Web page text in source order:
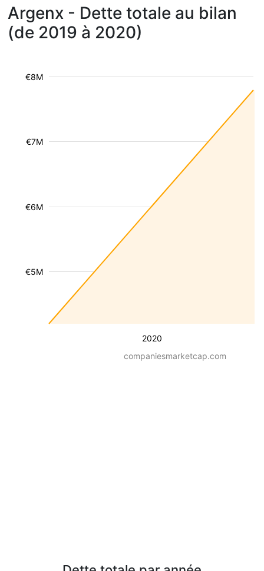
Argenx - Dette totale au bilan
(de 2019 à 2020)
2020
€5M
€6M
€7M
€8M
companiesmarketcap.com